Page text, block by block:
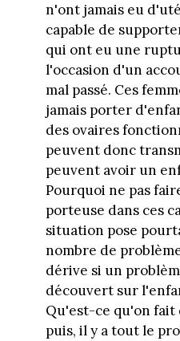
n'ont jamais eu
capable de
qui ont eu une
l'occasion d'un
mal passé. Ces
jamais porter
des ovaires
peuvent donc
peuvent avoir un
Pourquoi ne pas
porteuse dans ces
situation pose
nombre de
dérive si un
découvert sur
Qu'est-ce qu'on fait
puis, il y a tout le